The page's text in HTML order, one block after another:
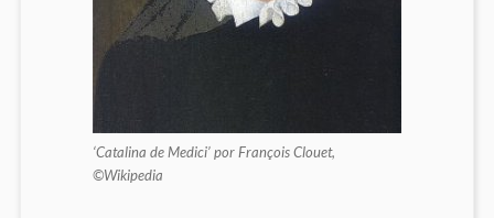
‘Catalina de Medici’ por François Clouet,
©Wikipedia